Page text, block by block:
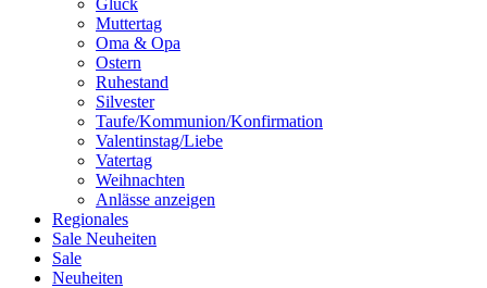
Glück
Muttertag
Oma & Opa
Ostern
Ruhestand
Silvester
Taufe/Kommunion/Konfirmation
Valentinstag/Liebe
Vatertag
Weihnachten
Anlässe anzeigen
Regionales
Sale Neuheiten
Sale
Neuheiten